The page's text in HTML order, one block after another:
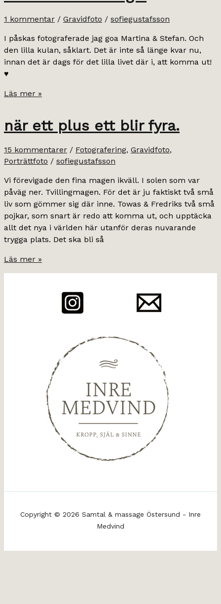
1 kommentar / Gravidfoto / sofiegustafsson
I påskas fotograferade jag goa Martina & Stefan. Och
den lilla kulan, såklart. Det är inte så länge kvar nu,
innan det är dags för det lilla livet där i, att komma ut!
♥
Martinas
Läs mer »
när ett plus ett blir fyra.
15 kommentarer / Fotografering, Gravidfoto,
Porträttfoto / sofiegustafsson
Vi förevigade den fina magen ikväll. I solen som var
påväg ner. Tvillingmagen. För det är ju faktiskt två små
liv som gömmer sig där inne. Towas & Fredriks två små
pojkar, som snart är redo att komma ut, och upptäcka
allt det nya i världen här utanför deras nuvarande
trygga plats. Det ska bli så
när
Läs mer »
Copyright © 2026 Samtal & massage Östersund - Inre
Medvind